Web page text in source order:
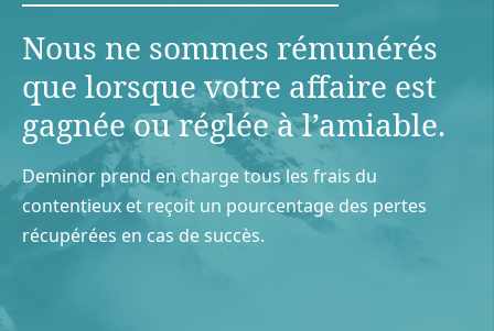
Nous ne sommes rémunérés
que lorsque votre aﬀaire est
gagnée ou réglée à l’amiable.
Deminor prend en charge tous les frais du
contentieux et reçoit un pourcentage des pertes
récupérées en cas de succès.